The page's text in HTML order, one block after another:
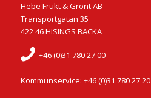
Hebe Frukt & Grönt AB
Transportgatan 35
422 46 HISINGS BACKA
+46 (0)31 780 27 00
Kommunservice: +46 (0)31 780 27 20